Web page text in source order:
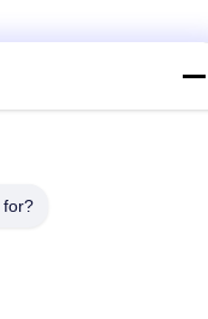
Jiangsu Prov.,
for?